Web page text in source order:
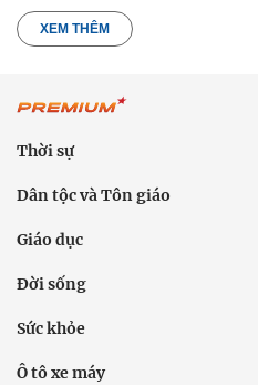
XEM THÊM
Thời sự
Dân tộc và Tôn giáo
Giáo dục
Đời sống
Sức khỏe
Ô tô xe máy